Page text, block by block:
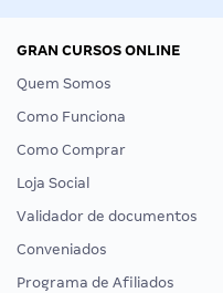
GRAN CURSOS ONLINE
Quem Somos
Como Funciona
Como Comprar
Loja Social
Validador de documentos
Conveniados
Programa de Afiliados